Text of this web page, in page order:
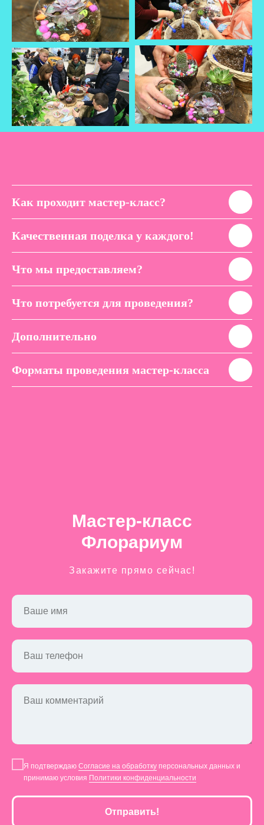
Как проходит мастер-класс?
Качественная поделка у каждого!
Что мы предоставляем?
Что потребуется для проведения?
Дополнительно
Форматы проведения мастер-класса
Мастер-класс
Флорариум
Закажите прямо сейчас!
Ваше имя
Ваш телефон
Ваш комментарий
Я подтверждаю Согласие на обработку персональных данных и
принимаю условия Политики конфиденциальности
Отправить!